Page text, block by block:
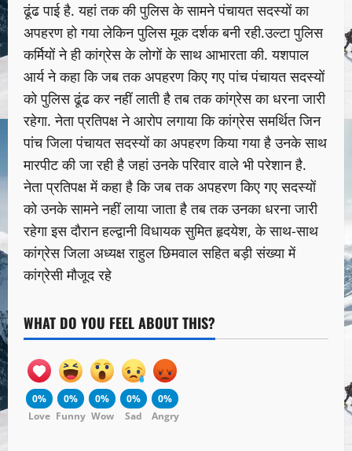
ढूंढ पाई है. यहां तक की पुलिस के सामने पंचायत सदस्यों का
अपहरण हो गया लेकिन पुलिस मूक दर्शक बनी रही.उल्टा पुलिस
कर्मियों ने ही कांग्रेस के लोगों के साथ आभारता की. यशपाल
आर्य ने कहा कि जब तक अपहरण किए गए पांच पंचायत सदस्यों
को पुलिस ढूंढ कर नहीं लाती है तब तक कांग्रेस का धरना जारी
रहेगा. नेता प्रतिपक्ष ने आरोप लगाया कि कांग्रेस समर्थित जिन
पांच जिला पंचायत सदस्यों का अपहरण किया गया है उनके साथ
मारपीट की जा रही है जहां उनके परिवार वाले भी परेशान है.
नेता प्रतिपक्ष में कहा है कि जब तक अपहरण किए गए सदस्यों
को उनके सामने नहीं लाया जाता है तब तक उनका धरना जारी
रहेगा इस दौरान हल्द्वानी विधायक सुमित हृदयेश, के साथ-साथ
कांग्रेस जिला अध्यक्ष राहुल छिमवाल सहित बड़ी संख्या में
कांग्रेसी मौजूद रहे
WHAT DO YOU FEEL ABOUT THIS?
0%
Love
0%
Funny
0%
Wow
0%
Sad
0%
Angry